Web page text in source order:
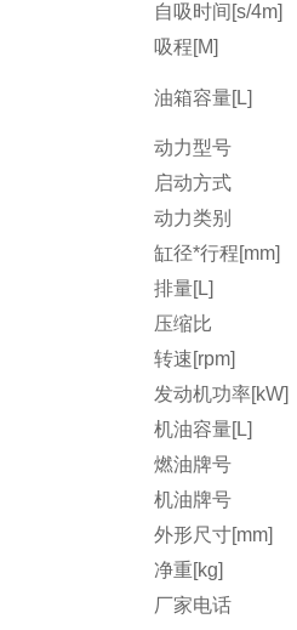
自吸时间[s/4m]
吸程[M]
油箱容量[L]
动力型号
启动方式
动力类别
缸径*行程[mm]
排量[L]
压缩比
转速[rpm]
发动机功率[kW]
机油容量[L]
燃油牌号
机油牌号
外形尺寸[mm]
净重[kg]
厂家电话